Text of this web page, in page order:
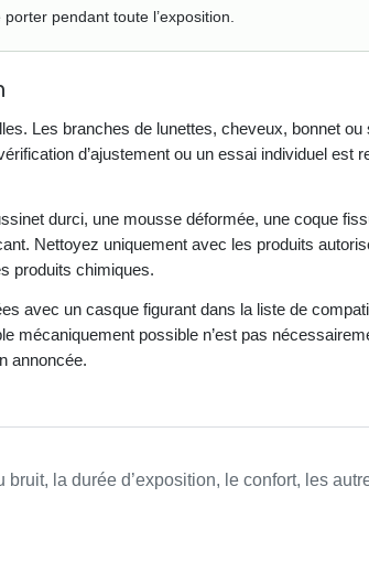
pendant toute l’exposition.
Les branches de lunettes, cheveux, bonnet
d’ajustement ou un essai individuel
durci, une mousse déformée, une coque
Nettoyez uniquement avec les produits
produits chimiques.
avec un casque figurant dans la liste de
mécaniquement possible n’est pas
annoncée.
la durée d’exposition, le confort, les